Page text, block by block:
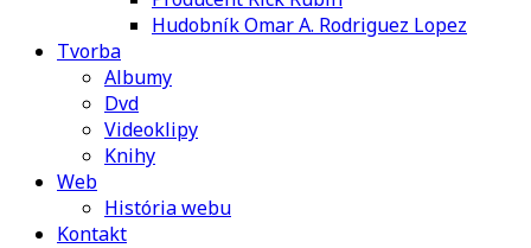
Hudobník Omar A. Rodriguez Lopez
Tvorba
Albumy
Dvd
Videoklipy
Knihy
Web
História webu
Kontakt